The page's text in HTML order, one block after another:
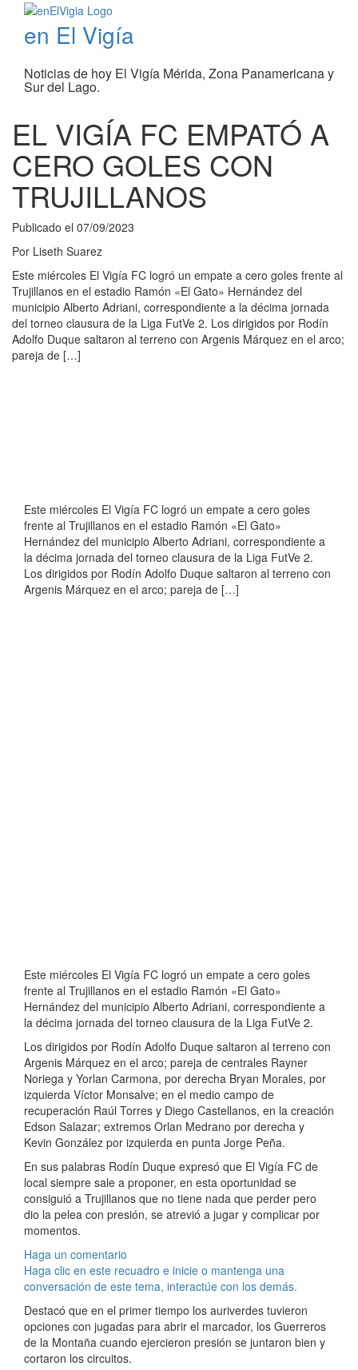
en El Vigía
Noticias de hoy El Vigía Mérida, Zona Panamericana y
Sur del Lago.
EL VIGÍA FC EMPATÓ A
CERO GOLES CON
TRUJILLANOS
Publicado el 07/09/2023
Por Liseth Suarez
Este miércoles El Vigía FC logró un empate a cero goles frente al
Trujillanos en el estadio Ramón «El Gato» Hernández del
municipio Alberto Adriani, correspondiente a la décima jornada
del torneo clausura de la Liga FutVe 2. Los dirigidos por Rodín
Adolfo Duque saltaron al terreno con Argenis Márquez en el arco;
pareja de […]
Este miércoles El Vigía FC logró un empate a cero goles
frente al Trujillanos en el estadio Ramón «El Gato»
Hernández del municipio Alberto Adriani, correspondiente a
la décima jornada del torneo clausura de la Liga FutVe 2.
Los dirigidos por Rodín Adolfo Duque saltaron al terreno con
Argenis Márquez en el arco; pareja de […]
Este miércoles El Vigía FC logró un empate a cero goles
frente al Trujillanos en el estadio Ramón «El Gato»
Hernández del municipio Alberto Adriani, correspondiente a
la décima jornada del torneo clausura de la Liga FutVe 2.
Los dirigidos por Rodín Adolfo Duque saltaron al terreno con
Argenis Márquez en el arco; pareja de centrales Rayner
Noriega y Yorlan Carmona, por derecha Bryan Morales, por
izquierda Víctor Monsalve; en el medio campo de
recuperación Raúl Torres y Diego Castellanos, en la creación
Edson Salazar; extremos Orlan Medrano por derecha y
Kevin González por izquierda en punta Jorge Peña.
En sus palabras Rodín Duque expresó que El Vigía FC de
local siempre sale a proponer, en esta oportunidad se
consiguió a Trujillanos que no tiene nada que perder pero
dio la pelea con presión, se atrevió a jugar y complicar por
momentos.
Haga un comentario
Haga clic en este recuadro e inicie o mantenga una
conversación de este tema, interactúe con los demás.
Destacó que en el primer tiempo los auriverdes tuvieron
opciones con jugadas para abrir el marcador, los Guerreros
de la Montaña cuando ejercieron presión se juntaron bien y
cortaron los circuitos.